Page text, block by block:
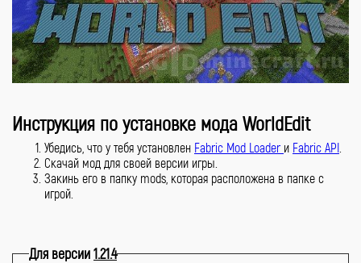
Инструкция по установке мода WorldEdit
Убедись, что у тебя установлен Fabric Mod Loader и Fabric API
Скачай мод для своей версии игры.
Закинь его в папку mods, которая расположена в папке с
игрой.
Для версии1.21.4